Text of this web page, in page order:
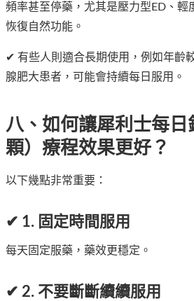
頻率甚至停藥，尤其是壓力型ED、輕
恢復自然功能。
✔ 有些人則適合長期使用，例如年齡
腺肥大患者，可能會持續每日服用。
八、如何讓犀利士每日
顆）療程效果更好？
以下幾點非常重要：
✔ 1. 固定時間服用
每天固定服藥，藥效更穩定。
✔ 2. 不要斷斷續續服用